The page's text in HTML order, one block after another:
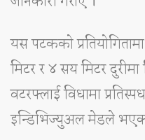
यस पटकको
मिटर र ४ सय मिटर दुरीमा
वटरफ्लाई विधामा
इन्डिभिज्युअल मेडले